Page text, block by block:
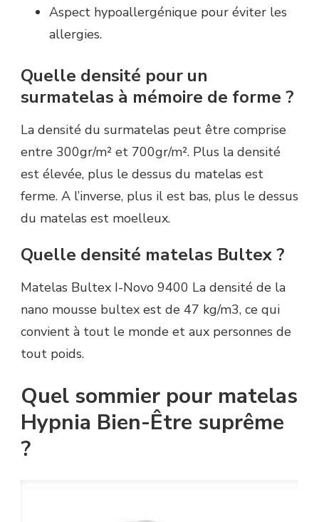
Aspect hypoallergénique pour éviter les
allergies.
Quelle densité pour un
surmatelas à mémoire de forme ?
La densité du surmatelas peut être comprise
entre 300gr/m² et 700gr/m². Plus la densité
est élevée, plus le dessus du matelas est
ferme. A l’inverse, plus il est bas, plus le dessus
du matelas est moelleux.
Quelle densité matelas Bultex ?
Matelas Bultex I-Novo 9400 La densité de la
nano mousse bultex est de 47 kg/m3, ce qui
convient à tout le monde et aux personnes de
tout poids.
Quel sommier pour matelas
Hypnia Bien-Être suprême
?